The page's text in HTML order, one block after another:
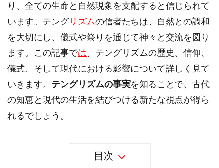
り、全ての生命と自然現象を支配すると信じられて
います。テングリズムの信者たちは、自然との調和
を大切にし、儀式や祭りを通じて神々と交流を図り
ます。この記事では、テングリズムの歴史、信仰、
儀式、そして現代における影響について詳しく見て
いきます。 テングリズムの事実を知ることで、古代
の知恵と現代の生活を結びつける新たな視点が得ら
れるでしょう。
目次